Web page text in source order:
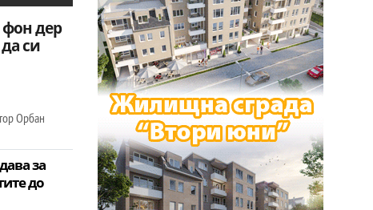
дер
си
Орбан
за
до